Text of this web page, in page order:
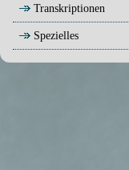
Transkriptionen
Spezielles